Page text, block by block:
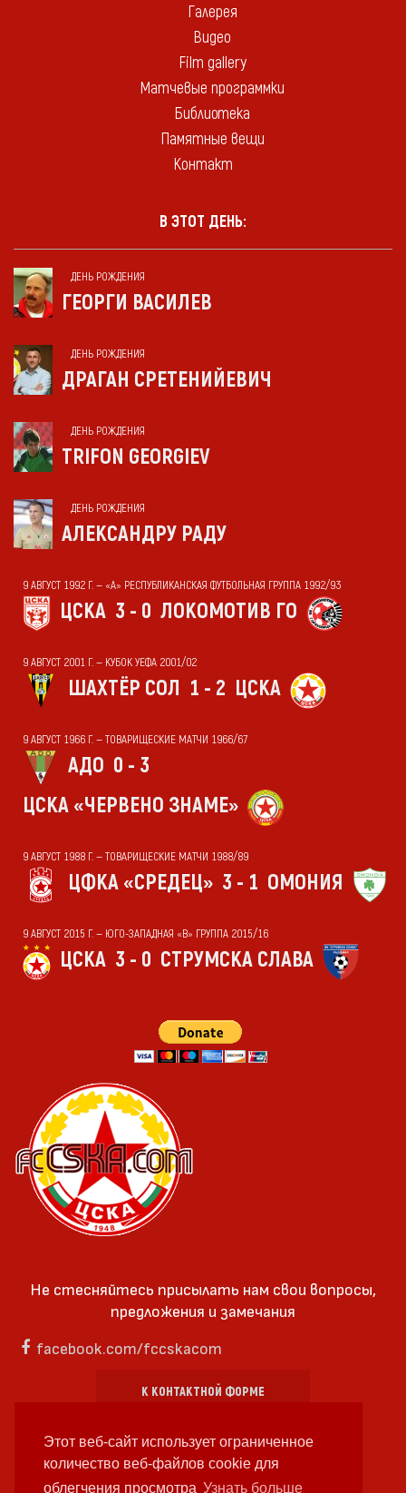
Этот веб-сайт использует ограниченное
количество веб-файлов cookie для
облегчения просмотра Узнать больше
Галерея
Видео
Film gallery
Матчевые программки
Библиотека
Памятные вещи
Контакт
В ЭТОТ ДЕНЬ:
ДЕНЬ РОЖДЕНИЯ
ГЕОРГИ ВАСИЛЕВ
ДЕНЬ РОЖДЕНИЯ
ДРАГАН СРЕТЕНИЙЕВИЧ
ДЕНЬ РОЖДЕНИЯ
TRIFON GEORGIEV
ДЕНЬ РОЖДЕНИЯ
АЛЕКСАНДРУ РАДУ
9 АВГУСТ 1992 Г. — «А» РЕСПУБЛИКАНСКАЯ ФУТБОЛЬНАЯ ГРУППА 1992/93
ЦСКА 3 - 0 ЛОКОМОТИВ ГО
9 АВГУСТ 2001 Г. — КУБОК УЕФА 2001/02
ШАХТЁР СОЛ 1 - 2 ЦСКА
9 АВГУСТ 1966 Г. — ТОВАРИЩЕСКИЕ МАТЧИ 1966/67
АДО 0 - 3
ЦСКА «ЧЕРВЕНО ЗНАМЕ»
9 АВГУСТ 1988 Г. — ТОВАРИЩЕСКИЕ МАТЧИ 1988/89
ЦФКА «СРЕДЕЦ» 3 - 1 ОМОНИЯ
9 АВГУСТ 2015 Г. — ЮГО-ЗАПАДНАЯ «В» ГРУППА 2015/16
ЦСКА 3 - 0 СТРУМСКА СЛАВА
Не стесняйтесь присылать нам свои вопросы,
предложения и замечания
facebook.com/fccskacom
К КОНТАКТНОЙ ФОРМЕ